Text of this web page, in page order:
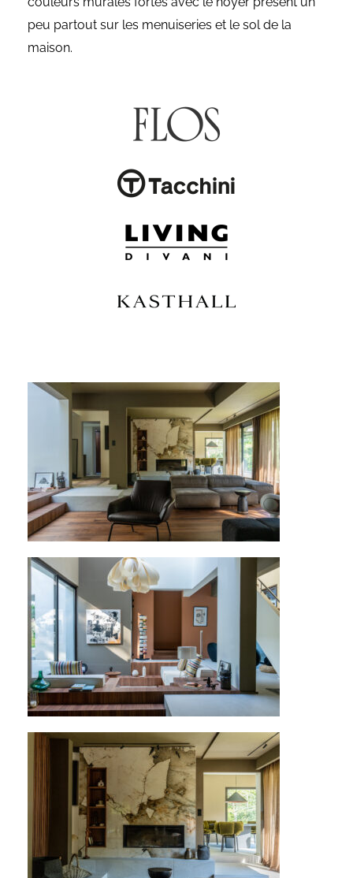
peu partout sur les menuiseries et le sol de la
maison.